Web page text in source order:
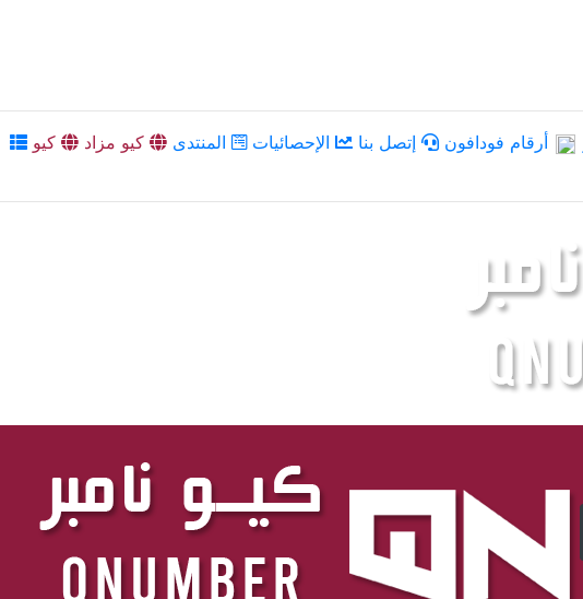
أرقام فودافون إتصل بنا الإحصائيات المنتدى كيو مزاد
كيو